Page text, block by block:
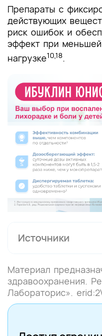
Препараты с
действующих
риск ошибок и
эффект при
нагрузке10,18.
Источники
1. De Dios J. G. et
attitudes of
regard to pediatric
home //BMC
Материал
здравоохранения.
Лабораторис».